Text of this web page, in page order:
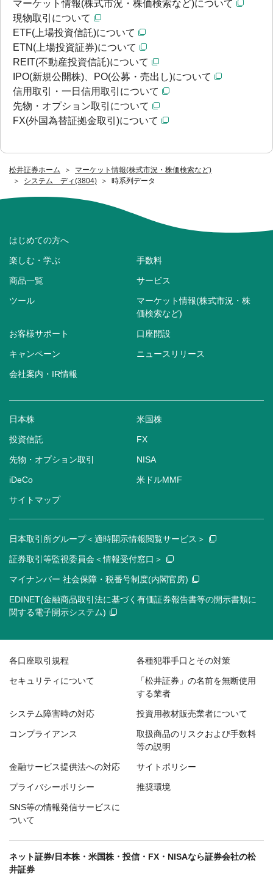
松井証券ホーム
マーケット情報(株式市況・株価検索など)
システム ディ(3804)
時系列データ
マーケット情報(株式市況・株価検索など)について
現物取引について
ETF(上場投資信託)について
ETN(上場投資証券)について
REIT(不動産投資信託)について
IPO(新規公開株)、PO(公募・売出し)について
信用取引・一日信用取引について
先物・オプション取引について
FX(外国為替証拠金取引)について
はじめての方へ
楽しむ・学ぶ 手数料
商品一覧 サービス
ツール
マーケット情報(株式市況・株
価検索など)
お客様サポート 口座開設
キャンペーン ニュースリリース
会社案内・IR情報
日本株 米国株
投資信託 FX
先物・オプション取引 NISA
iDeCo 米ドルMMF
サイトマップ
日本取引所グループ＜適時開示情報閲覧サービス＞
証券取引等監視委員会＜情報受付窓口＞
マイナンバー 社会保障・税番号制度(内閣官房)
EDINET(金融商品取引法に基づく有価証券報告書等の開示書類に
関する電子開示システム)
各口座取引規程 各種犯罪手口とその対策
セキュリティについて
「松井証券」の名前を無断使用
する業者
システム障害時の対応 投資用教材販売業者について
コンプライアンス
取扱商品のリスクおよび手数料
等の説明
金融サービス提供法への対応 サイトポリシー
プライバシーポリシー 推奨環境
SNS等の情報発信サービスに
ついて
ネット証券/日本株・米国株・投信・FX・NISAなら証券会社の松
井証券